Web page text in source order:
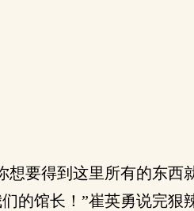
要得到这里所有的东
的馆长！”崔英勇说完